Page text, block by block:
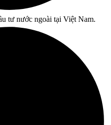
tư nước ngoài tại Việt Nam.